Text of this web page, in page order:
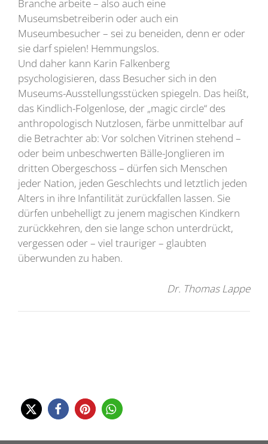
Branche arbeite – also auch eine
Museumsbetreiberin oder auch ein
Museumbesucher – sei zu beneiden, denn er oder
sie darf spielen! Hemmungslos.
Und daher kann Karin Falkenberg
psychologisieren, dass Besucher sich in den
Museums-Ausstellungsstücken spiegeln. Das heißt,
das Kindlich-Folgenlose, der „magic circle“ des
anthropologisch Nutzlosen, färbe unmittelbar auf
die Betrachter ab: Vor solchen Vitrinen stehend –
oder beim unbeschwerten Bälle-Jonglieren im
dritten Obergeschoss – dürfen sich Menschen
jeder Nation, jeden Geschlechts und letztlich jeden
Alters in ihre Infantilität zurückfallen lassen. Sie
dürfen unbehelligt zu jenem magischen Kindkern
zurückkehren, den sie lange schon unterdrückt,
vergessen oder – viel trauriger – glaubten
überwunden zu haben.
Dr. Thomas Lappe